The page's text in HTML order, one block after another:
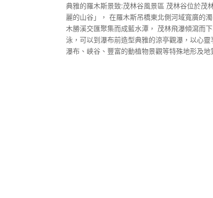
典雅的羅木斯景致:茂林谷風景區 茂林谷位於茂
麗的山谷」， 在羅木斯吊橋東北側河域寬廣的
木勝溪交匯聚集而成藍水潭， 茂林飛瀑傾瀉而
泳，可以到瀑布前造型典雅的涼亭觀瀑，以心
瀑布、峽谷、豐富的動植物景觀等特殊地形及